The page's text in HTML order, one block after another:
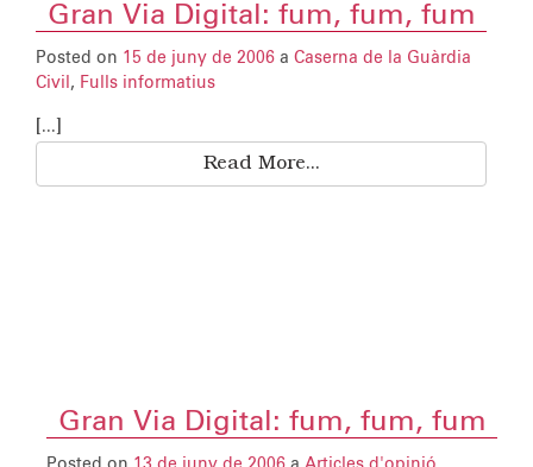
Gran Via Digital: fum, fum, fum
Posted on 15 de juny de 2006 a Caserna de la Guàrdia
Civil , Fulls informatius
[...]
Read More...
Gran Via Digital: fum, fum, fum